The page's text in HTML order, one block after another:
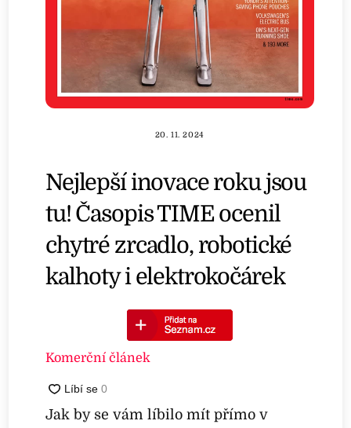
20. 11. 2024
Nejlepší inovace roku jsou
tu! Časopis TIME ocenil
chytré zrcadlo, robotické
kalhoty i elektrokočárek
Komerční článek
Jak by se vám líbilo mít přímo v